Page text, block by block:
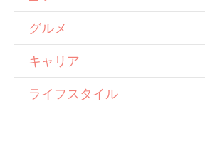
グルメ
キャリア
ライフスタイル